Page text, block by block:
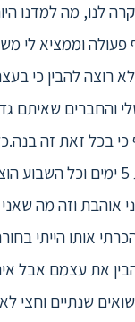
לנו, מה למדנו
פעולה וממציא לי
רוצה להבין כי
והחברים שאיתם
בכל זאת זה
בסופו של דבר מגיעים לאיזה ויכוח על שטות: הוא עשה לי
וזה מה שאני
אותו הייתי
את עצמם אבל
שנתיים וחצי לא